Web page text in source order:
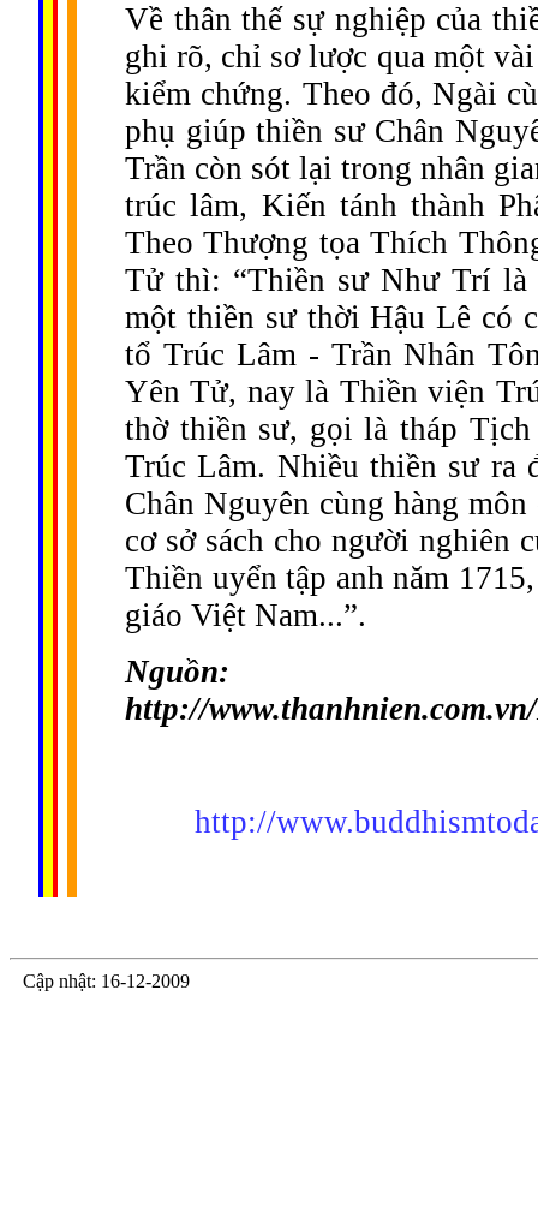
Về thân thế sự nghiệp của
ghi rõ, chỉ sơ lược qua một
kiểm chứng. Theo đó, Ngài
phụ giúp thiền sư Chân
Trần còn sót lại trong nhân
trúc lâm, Kiến tánh thành
Theo Thượng tọa Thích
Tử thì: “Thiền sư Như Trí là
một thiền sư thời Hậu Lê có
tổ Trúc Lâm - Trần Nhân
Yên Tử, nay là Thiền viện
thờ thiền sư, gọi là tháp
Trúc Lâm. Nhiều thiền sư ra
Chân Nguyên cùng hàng
cơ sở sách cho người nghiên
Thiền uyển tập anh năm
giáo Việt Nam...”.
Nguồn:
http://
http://
Cập nhật: 16-12-2009